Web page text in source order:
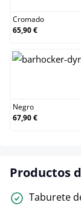
Cromado
65,90 €
Negro
67,90 €
Productos
Taburete